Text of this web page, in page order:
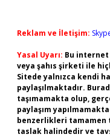
Reklam ve İletişim:
Yasal Uyarı: Bu
veya şahıs şirketi ile
Sitede yalnızca kendi
paylaşılmaktadır.
taşımamakta olup,
paylaşım
benzerlikleri tamamen
taslak halindedir ve